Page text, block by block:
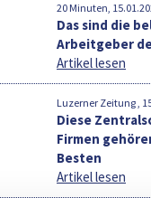
20 Minuten,
Das sind die
Arbeitgeber
Artikel lesen
Luzerner Zeitung ,
Diese
Firmen
Besten
Artikel lesen